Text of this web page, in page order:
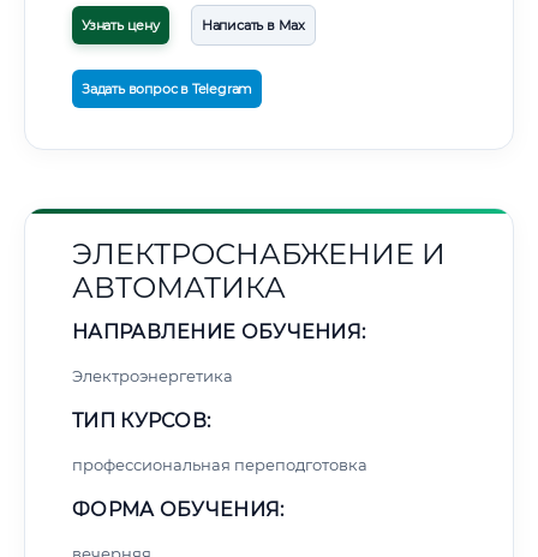
Узнать цену Написать в Max
Задать вопрос в Telegram
ЭЛЕКТРОСНАБЖЕНИЕ И
АВТОМАТИКА
НАПРАВЛЕНИЕ ОБУЧЕНИЯ:
Электроэнергетика
ТИП КУРСОВ:
профессиональная переподготовка
ФОРМА ОБУЧЕНИЯ: